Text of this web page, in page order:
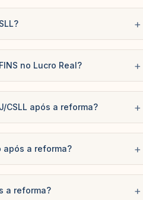
+
no Lucro Real? +
CSLL após a reforma? +
após a reforma? +
a reforma? +